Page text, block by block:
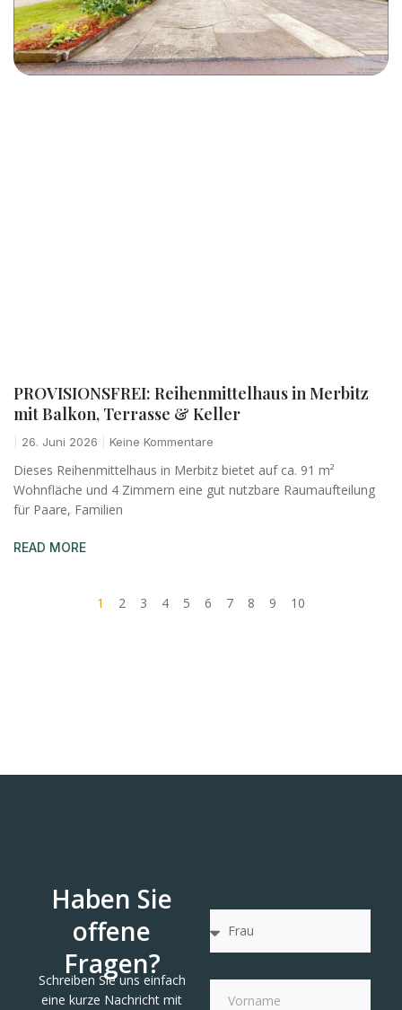
PROVISIONSFREI: Reihenmittelhaus in Merbitz
mit Balkon, Terrasse & Keller
26. Juni 2026 Keine Kommentare
Dieses Reihenmittelhaus in Merbitz bietet auf ca. 91 m²
Wohnfläche und 4 Zimmern eine gut nutzbare Raumaufteilung
für Paare, Familien
READ MORE
1 2 3 4 5 6 7 8 9 10
Haben Sie
offene
Fragen?
Schreiben Sie uns einfach
eine kurze Nachricht mit